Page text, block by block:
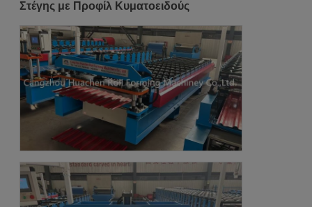
Στέγης με Προφίλ Κυματοειδούς